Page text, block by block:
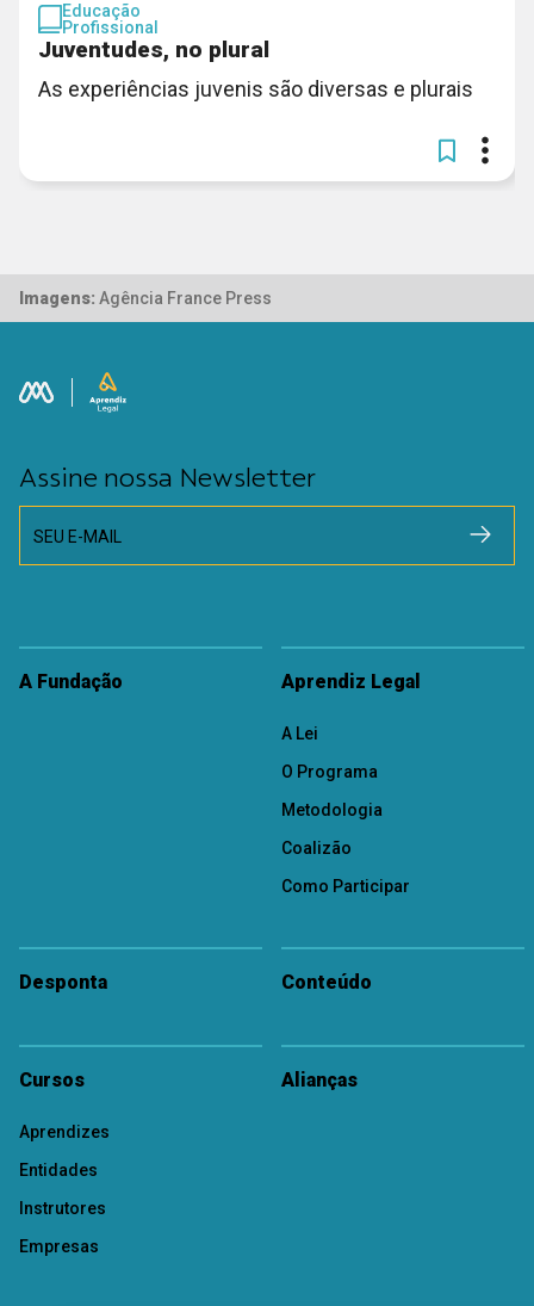
Educação
Profissional
Juventudes, no plural
As experiências juvenis são diversas e plurais
Imagens: Agência France Press
Assine nossa Newsletter
SEU E-MAIL
A Fundação Aprendiz Legal
A Lei
O Programa
Metodologia
Coalizão
Como Participar
Desponta Conteúdo
Cursos
Aprendizes
Entidades
Instrutores
Empresas
Alianças